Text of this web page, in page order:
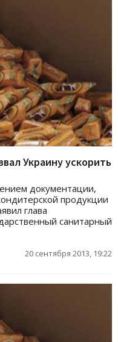
Украину ускорить
документации,
продукции
глава
санитарный
20 сентября 2013, 19:22